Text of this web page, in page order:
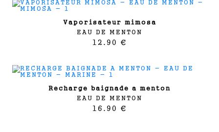
vaporisateur mimosa
EAU DE MENTON
12.90 €
recharge baignade a menton
EAU DE MENTON
16.90 €